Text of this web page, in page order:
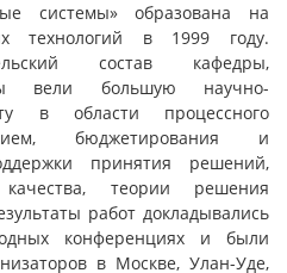
системы» образована на
технологий в 1999 году.
состав кафедры,
вели большую научно-
в области процессного
бюджетирования и
принятия решений,
теории решения
работ докладывались
конференциях и были
в Москве, Улан-Уде,